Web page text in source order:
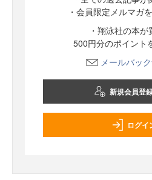
・会員限定メルマガ
・翔泳社の本が
500円分のポイント
メールバッ
新規会員登
ログイ